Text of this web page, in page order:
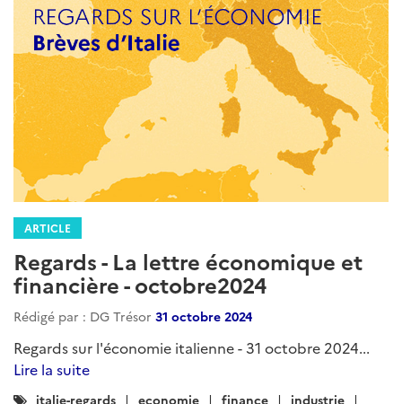
ARTICLE
Regards - La lettre économique et
financière - octobre2024
Rédigé par : DG Trésor 31 octobre 2024
Regards sur l'économie italienne - 31 octobre 2024...
Lire la suite
Catégories
italie-regards economie finance
industrie